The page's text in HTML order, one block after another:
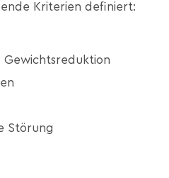
Kriterien definiert:
Störung